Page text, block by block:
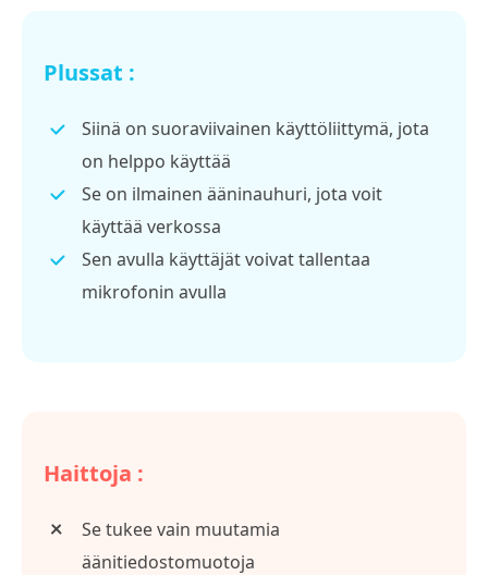
Plussat :
Siinä on suoraviivainen käyttöliittymä, jota
on helppo käyttää
Se on ilmainen ääninauhuri, jota voit
käyttää verkossa
Sen avulla käyttäjät voivat tallentaa
mikrofonin avulla
Haittoja :
Se tukee vain muutamia
äänitiedostomuotoja